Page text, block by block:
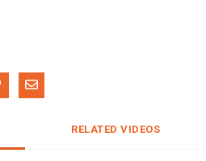
LinkedIn
Pin on Pinterest
Share via Email
RELATED VIDEOS